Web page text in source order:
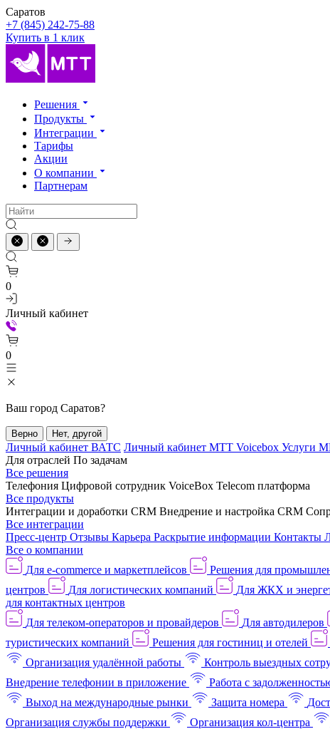
Саратов
+7 (845) 242-75-88
Купить в 1 клик
Решения
Продукты
Интеграции
Тарифы
Акции
О компании
Партнерам
0
Личный кабинет
0
Ваш город Саратов?
Верно Нет, другой
Личный кабинет ВАТС Личный кабинет МТТ Voicebox Услуги
Для отраслей По задачам
Все решения
Телефония Цифровой сотрудник VoiceBox Telecom платформа
Все продукты
Интеграции и доработки CRM Внедрение и настройка CRM
Все интеграции
Пресс-центр Отзывы Карьера Раскрытие информации Контакты
Все о компании
Для e-commerce и маркетплейсов
Решения для
центров
Для логистических компаний Для ЖКХ и
для контактных центров
Для телеком-операторов и провайдеров
Для автодилеров
туристических компаний
Решения для гостиниц и отелей
Организация удалённой работы
Контроль выездных
Внедрение телефонии в приложение
Работа с
Выход на международные рынки
Защита номера
Организация службы поддержки
Организация кол-центра